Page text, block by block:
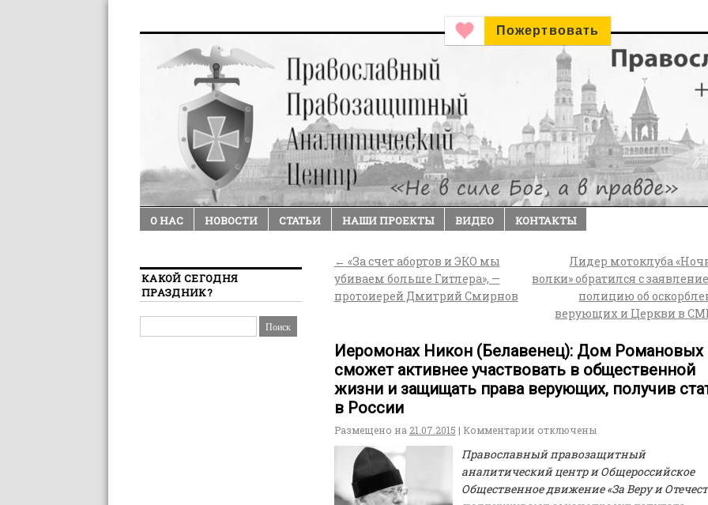
Пожертвовать
О НАС НОВОСТИ СТАТЬИ НАШИ ПРОЕКТЫ ВИДЕО КОНТАКТЫ
← «За счет абортов и ЭКО мы
убиваем больше Гитлера», —
протоиерей Дмитрий Смирнов
Лидер мотоклуба
волки» обратился с
полицию об
верующих и Церкви в
Иеромонах Никон (Белавенец): Дом Романовых
сможет активнее участвовать в общественной
жизни и защищать права верующих, получив
в России
Размещено на 21.07.2015 | Комментарии отключены
Православный правозащитный
аналитический центр и Общероссийское
Общественное движение «За Веру и
КАКОЙ СЕГОДНЯ
ПРАЗДНИК?